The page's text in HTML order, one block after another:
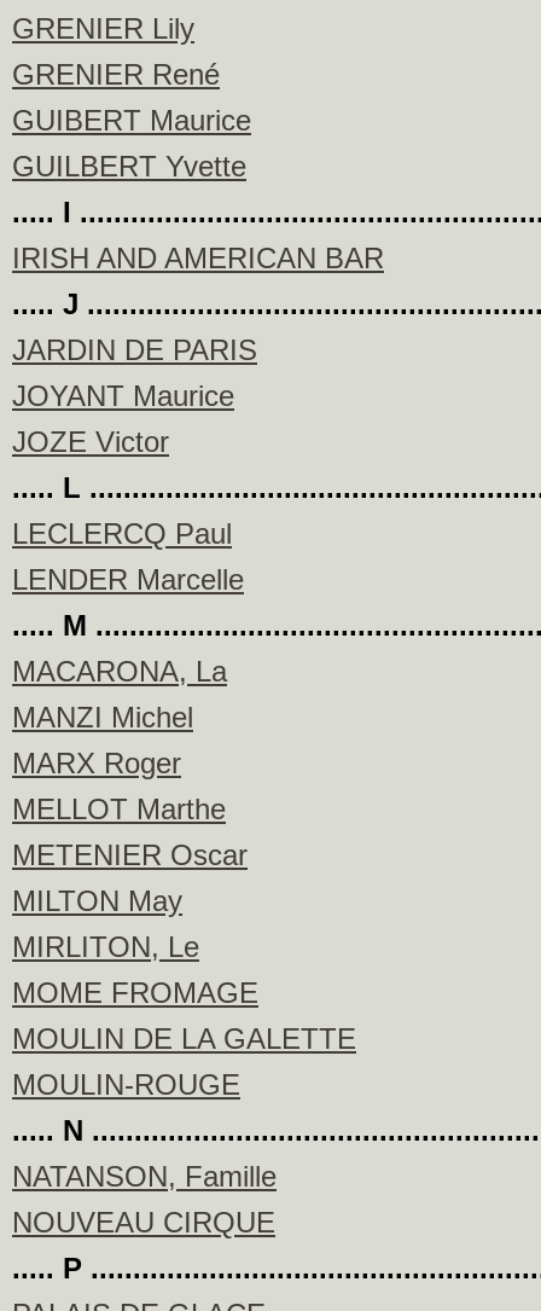
GRENIER Lily
GRENIER René
GUIBERT Maurice
GUILBERT Yvette
..... I
IRISH AND AMERICAN BAR
..... J
JARDIN DE PARIS
JOYANT Maurice
JOZE Victor
..... L
LECLERCQ Paul
LENDER Marcelle
..... M
MACARONA, La
MANZI Michel
MARX Roger
MELLOT Marthe
METENIER Oscar
MILTON May
MIRLITON, Le
MOME FROMAGE
MOULIN DE LA GALETTE
MOULIN-ROUGE
..... N
NATANSON, Famille
NOUVEAU CIRQUE
..... P